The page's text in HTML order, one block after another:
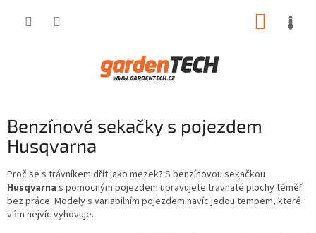
Benzínové sekačky s pojezdem
Husqvarna
Proč se s trávníkem dřít jako mezek? S benzínovou sekačkou
Husqvarna s pomocným pojezdem upravujete travnaté plochy téměř
bez práce. Modely s variabilním pojezdem navíc jedou tempem, které
vám nejvíc vyhovuje.